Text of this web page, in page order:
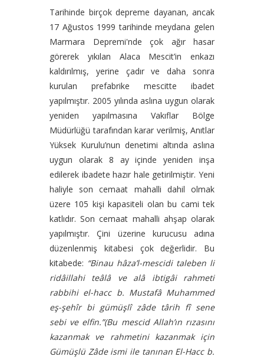
Tarihinde birçok depreme dayanan, ancak
17 Ağustos 1999 tarihinde meydana gelen
Marmara Depremi'nde çok ağır hasar
görerek yıkılan Alaca Mescit’in enkazı
kaldırılmış, yerine çadır ve daha sonra
kurulan prefabrike mescitte ibadet
yapılmıştır. 2005 yılında aslına uygun olarak
yeniden yapılmasına Vakıflar Bölge
Müdürlüğü tarafından karar verilmiş, Anıtlar
Yüksek Kurulu’nun denetimi altında aslına
uygun olarak 8 ay içinde yeniden inşa
edilerek ibadete hazır hale getirilmiştir. Yeni
haliyle son cemaat mahalli dahil olmak
üzere 105 kişi kapasiteli olan bu cami tek
katlıdır. Son cemaat mahalli ahşap olarak
yapılmıştır. Çini üzerine kurucusu adına
düzenlenmiş kitabesi çok değerlidir. Bu
kitabede: “Binau hâza’l-mescidi taleben li
ridâillahi teâlâ ve alâ ibtigâi rahmeti
rabbihi el-hacc b. Mustafâ Muhammed
eş-şehîr bi gümüşlî zâde târih fî sene
sebi ve elfin.”(Bu mescid Allah’ın rızasını
kazanmak ve rahmetini kazanmak için
Gümüşlü Zâde ismi ile tanınan El-Hacc b.